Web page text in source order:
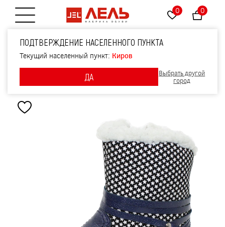
Открытие меню 0 0
ПОДТВЕРЖДЕНИЕ НАСЕЛЕННОГО ПУНКТА
Текущий населенный пункт: Киров
ДА
Выбрать другой
город
Сапожки малодетские
нат.мех, артикул 1579,
цвет синий